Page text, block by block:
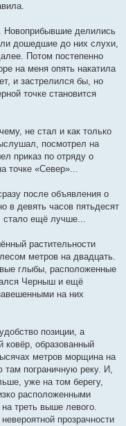
Новоприбывшие делились
дошедшие до них слухи,
Потом постепенно
на меня опять накатила
и застрелился бы, но
точке становится
не стал и как только
посмотрел на
приказ по отряду о
точке «Север»...
после объявления о
в девять часов пятьдесят
стало ещё лучше...
растительности
метров на двадцать.
глыбы, расположенные
Черныш и ещё
на них
позиции, а
образованный
метров морщина на
пограничную реку. И,
уже на том берегу,
расположенными
треть выше левого.
прозрачности